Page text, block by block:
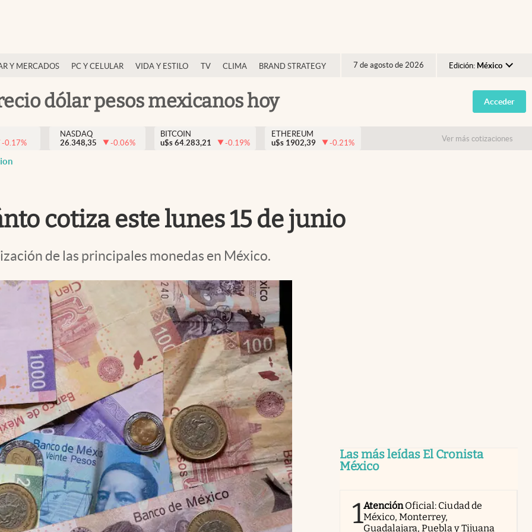
Y MERCADOS PC Y CELULAR VIDA Y ESTILO TV CLIMA BRAND STRATEGY 7 de agosto de 2026 Edición: México
Argentina
España
USA
dólar pesos mexicanos hoy Acceder
-0.17%
NASDAQ
26.348,35
-0.06%
BITCOIN
u$s 64.283,21 -0.19%
ETHEREUM
u$s 1902,39 -0.21% Ver más cotizaciones
cotiza este lunes 15 de junio
de las principales monedas en México.
Las más leídas El Cronista
México
1AtenciónOficial: Ciudad de
México, Monterrey,
Guadalajara, Puebla y Tijuana